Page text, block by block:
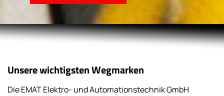
Unsere wichtigsten Wegmarken
Die EMAT Elektro- und Automationstechnik GmbH